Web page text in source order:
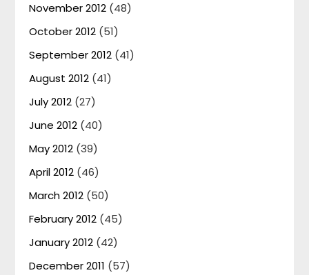
November 2012 (48)
October 2012 (51)
September 2012 (41)
August 2012 (41)
July 2012 (27)
June 2012 (40)
May 2012 (39)
April 2012 (46)
March 2012 (50)
February 2012 (45)
January 2012 (42)
December 2011 (57)